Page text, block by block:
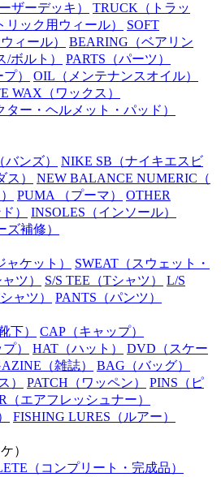
ザーデッキ） TRUCK （トラッ
リック用ウィール）
SOFT
ィール） BEARING （ベアリン
/ボルト） PARTS （パーツ）
） OIL （メンテナンスオイル）
WAX （ワックス）
ター・ヘルメット・パッド）
（バンズ） NIKE SB （ナイキエスビ
ス） NEW BALANCE NUMERIC （
PUMA （プーマ）
OTHER
） INSOLES （インソール）
ズ補修）
ャケット） SWEAT （スウェット・
ャツ） S/S TEE （Tシャツ）
L/S
ャツ） PANTS （パンツ）
下） CAP （キャップ）
） HAT （ハット） DVD （スケー
（雑誌） BAG （バッグ）
） PATCH （ワッペン） PINS （ピ
（エアフレッシュナー）
FISHING LURES （ルアー）
）
（コンプリート・完成品）